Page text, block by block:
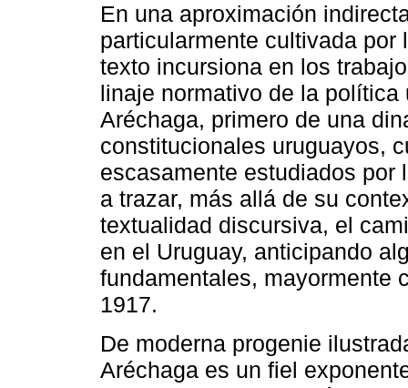
En una aproximación
particularmente cultivada
texto incursiona en los
linaje normativo de la
Aréchaga, primero de una
constitucionales uruguayos,
escasamente estudiados
a trazar, más allá de su
textualidad discursiva, el
en el Uruguay, anticipando
fundamentales, mayormente
1917.
De moderna progenie
Aréchaga es un fiel